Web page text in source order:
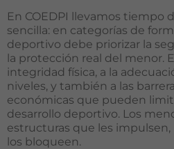
En COEDPI llevamos tiempo
sencilla: en categorías de
deportivo debe priorizar la
la protección real del menor.
integridad física, a la
niveles, y también a las
económicas que pueden
desarrollo deportivo. Los
estructuras que les
los bloqueen.